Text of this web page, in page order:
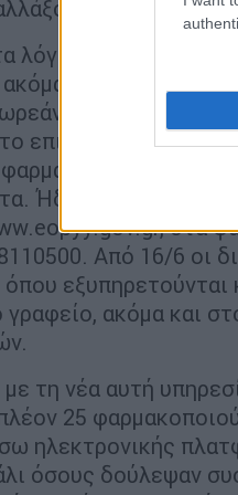
τα
λόγια και στα έργα
ακόμα μία δέσμευσή
κατ’ οίκον
επιθυμούν, ώστε
του
Ήδη από την
στα
Από 16/6 οι
εξυπηρετούνται
γραφείο, ακόμα και
τη νέα αυτή
25
ηλεκτρονικής
όσους δούλεψαν